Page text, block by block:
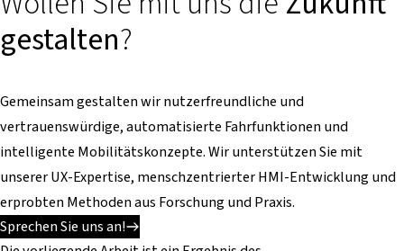
gestalten?
Gemeinsam gestalten wir nutzerfreundliche und
vertrauenswürdige, automatisierte Fahrfunktionen und
intelligente Mobilitätskonzepte. Wir unterstützen Sie mit
unserer UX-Expertise, menschzentrierter HMI-Entwicklung und
erprobten Methoden aus Forschung und Praxis.
Sprechen Sie uns an!